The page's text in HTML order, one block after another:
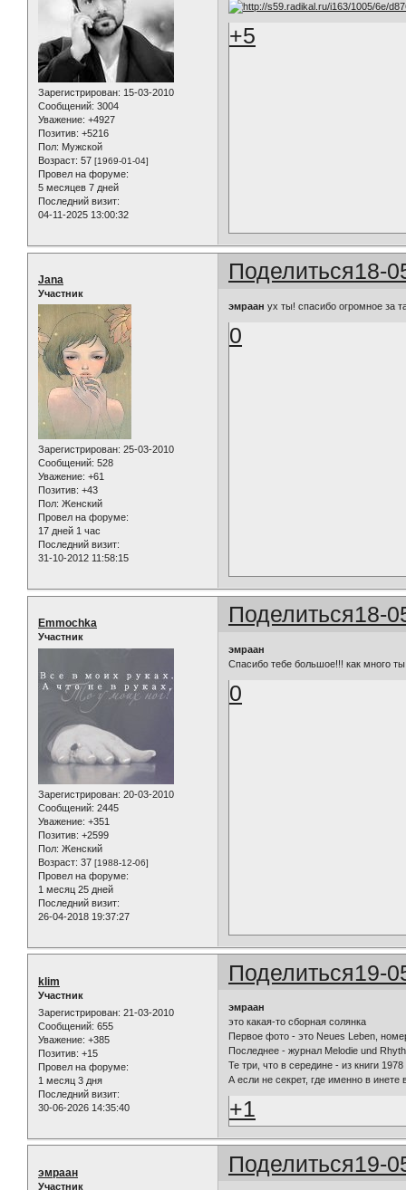
Зарегистрирован: 15-03-2010
Сообщений: 3004
Уважение: +4927
Позитив: +5216
Пол: Мужской
Возраст: 57 [1969-01-04]
Провел на форуме:
5 месяцев 7 дней
Последний визит:
04-11-2025 13:00:32
+5
Поделиться18-
Jana
Участник
Зарегистрирован: 25-03-2010
Сообщений: 528
Уважение: +61
Позитив: +43
Пол: Женский
Провел на форуме:
17 дней 1 час
Последний визит:
31-10-2012 11:58:15
эмраан ух ты! спасибо огромное за
0
Поделиться18-
Emmochka
Участник
Зарегистрирован: 20-03-2010
Сообщений: 2445
Уважение: +351
Позитив: +2599
Пол: Женский
Возраст: 37 [1988-12-06]
Провел на форуме:
1 месяц 25 дней
Последний визит:
26-04-2018 19:37:27
эмраан
Спасибо тебе большое!!! как много
0
Поделиться19-
klim
Участник
Зарегистрирован: 21-03-2010
Сообщений: 655
Уважение: +385
Позитив: +15
Провел на форуме:
1 месяц 3 дня
Последний визит:
30-06-2026 14:35:40
эмраан
это какая-то сборная солянка
Первое фото - это Neues Leben,
Последнее - журнал Melodie und
Те три, что в середине - из книги
А если не секрет, где именно в
+1
Поделиться19-
эмраан
Участник